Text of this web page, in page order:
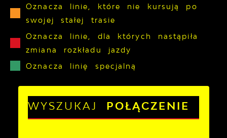
Oznacza linie, które nie kursują po
swojej stałej trasie
Oznacza linie, dla których nastąpiła
zmiana rozkładu jazdy
Oznacza linię specjalną
WYSZUKAJ POŁĄCZENIE